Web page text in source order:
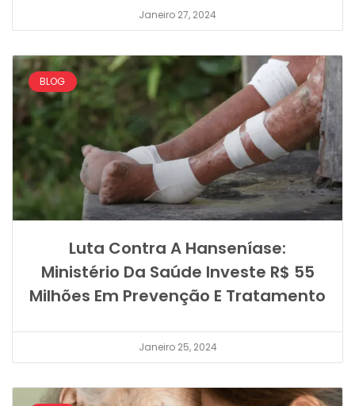
Janeiro 27, 2024
BLOG
Luta Contra A Hanseníase:
Ministério Da Saúde Investe R$ 55
Milhões Em Prevenção E Tratamento
Janeiro 25, 2024